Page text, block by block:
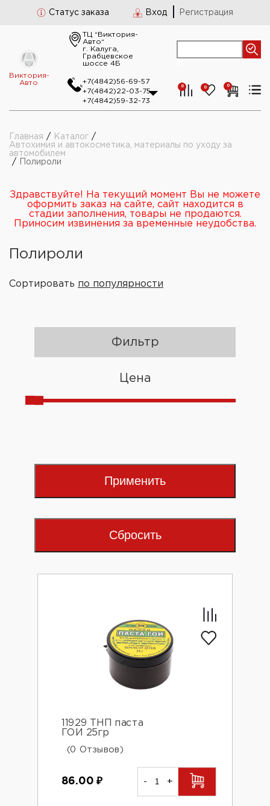
Статус заказа Вход Регистрация
Виктория-
Авто
ТЦ “Виктория-
Авто“
г. Калуга,
Грабцевское
шоссе 4Б
+7(4842)56-69-57
+7(4842)22-03-75
+7(4842)59-32-73
0 0 0
Главная / Каталог /
Автохимия и автокосметика, материалы по уходу за
автомобилем
/
Полироли
Здравствуйте! На текущий момент Вы не можете
оформить заказ на сайте, сайт находится в
стадии заполнения, товары не продаются.
Приносим извинения за временные неудобства.
Полироли
Сортировать по популярности
Фильтр
Цена
Применить
Сбросить
11929 ТНП паста
ГОИ 25гр
(0 Отзывов)
86.00 ₽ - +